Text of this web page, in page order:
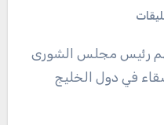
في دول الخليج